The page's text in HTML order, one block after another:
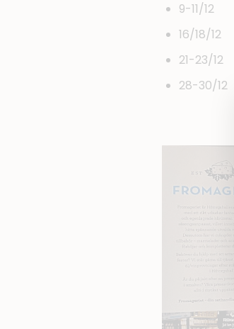
9-11/12
16/18/12
21-23/12
28-30/12